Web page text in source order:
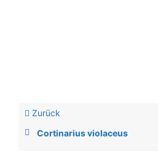
Zurück
Cortinarius violaceus